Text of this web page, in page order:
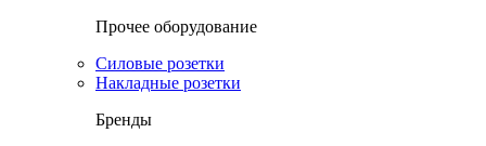
Прочее оборудование
Силовые розетки
Накладные розетки
Бренды